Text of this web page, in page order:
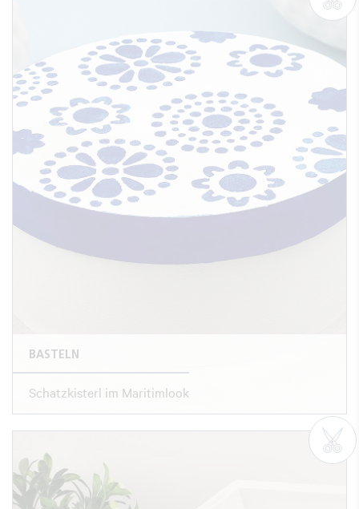
BASTELN
Schatzkisterl im Maritimlook